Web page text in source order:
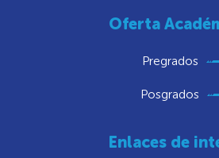
Oferta
Pregrados
Posgrados
Enlaces de